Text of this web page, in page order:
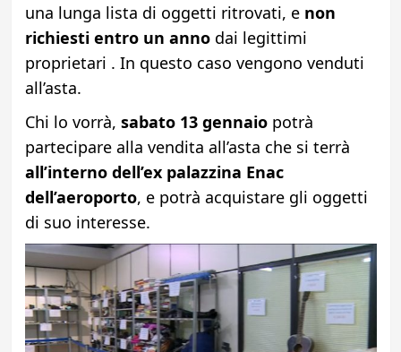
una lunga lista di oggetti ritrovati, e non
richiesti entro un annodai legittimi
proprietari . In questo caso vengono venduti
all’asta.
Chi lo vorrà, sabato 13 gennaiopotrà
partecipare alla vendita all’asta che si terrà
all’interno dell’ex palazzina Enac
dell’aeroporto, e potrà acquistare gli oggetti
di suo interesse.